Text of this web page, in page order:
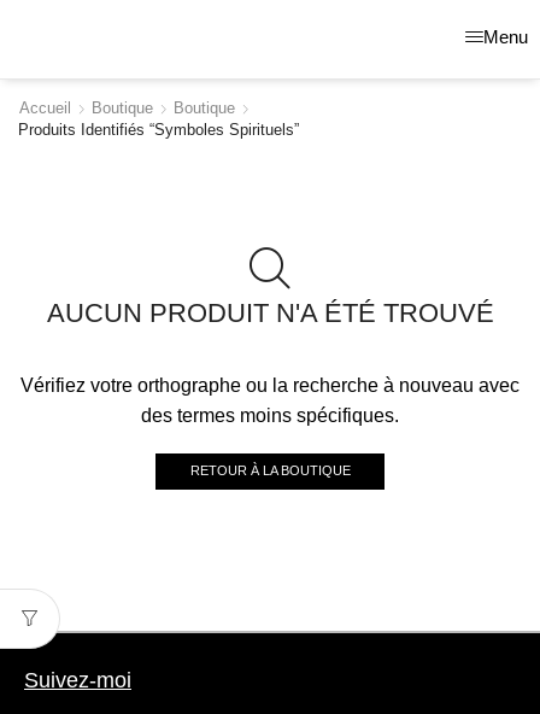
Menu
Accueil Boutique
Boutique
Produits Identifiés “symboles Spirituels”
AUCUN PRODUIT N'A ÉTÉ TROUVÉ
Vérifiez votre orthographe ou la recherche à nouveau avec
des termes moins spécifiques.
RETOUR À LA BOUTIQUE
Suivez-moi